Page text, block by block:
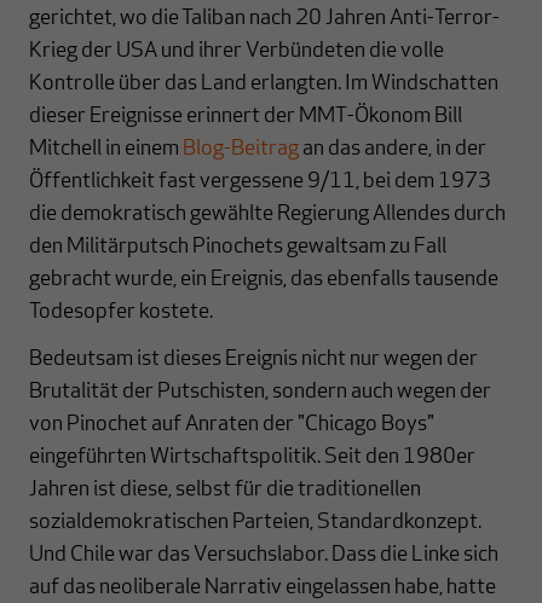
gerichtet, wo die Taliban nach 20 Jahren Anti-Terror-
Krieg der USA und ihrer Verbündeten die volle
Kontrolle über das Land erlangten. Im Windschatten
dieser Ereignisse erinnert der MMT-Ökonom Bill
Mitchell in einem Blog-Beitrag an das andere, in der
Öffentlichkeit fast vergessene 9/11, bei dem 1973
die demokratisch gewählte Regierung Allendes durch
den Militärputsch Pinochets gewaltsam zu Fall
gebracht wurde, ein Ereignis, das ebenfalls tausende
Todesopfer kostete.
Bedeutsam ist dieses Ereignis nicht nur wegen der
Brutalität der Putschisten, sondern auch wegen der
von Pinochet auf Anraten der "Chicago Boys"
eingeführten Wirtschaftspolitik. Seit den 1980er
Jahren ist diese, selbst für die traditionellen
sozialdemokratischen Parteien, Standardkonzept.
Und Chile war das Versuchslabor. Dass die Linke sich
auf das neoliberale Narrativ eingelassen habe, hatte